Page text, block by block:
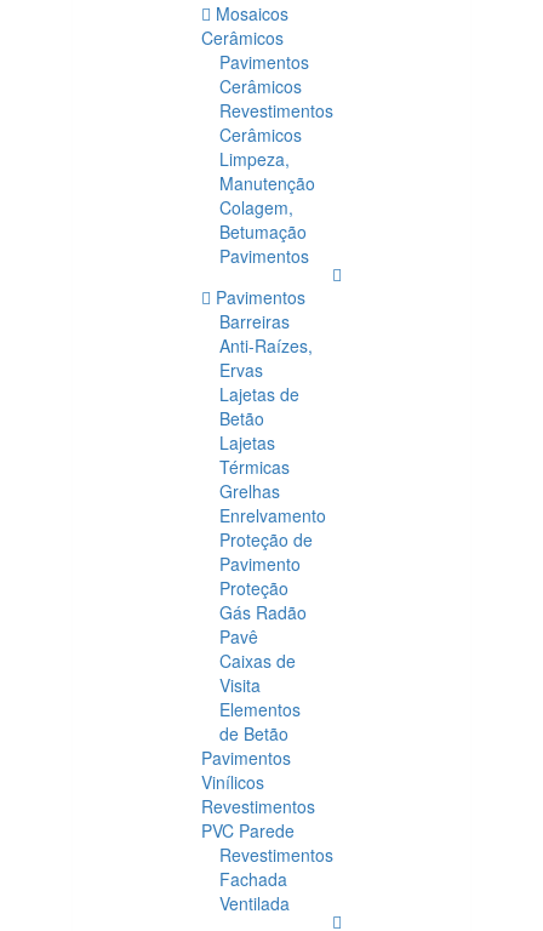
Mosaicos
Cerâmicos
Pavimentos
Cerâmicos
Revestimentos
Cerâmicos
Limpeza,
Manutenção
Colagem,
Betumação
Pavimentos
Pavimentos
Barreiras
Anti-Raízes,
Ervas
Lajetas de
Betão
Lajetas
Térmicas
Grelhas
Enrelvamento
Proteção de
Pavimento
Proteção
Gás Radão
Pavê
Caixas de
Visita
Elementos
de Betão
Pavimentos
Vinílicos
Revestimentos
PVC Parede
Revestimentos
Fachada
Ventilada